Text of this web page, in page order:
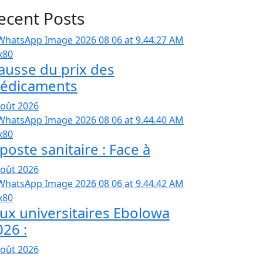
Posts
du prix des
2026
sanitaire : Face à
2026
universitaires Ebolowa
:
2026